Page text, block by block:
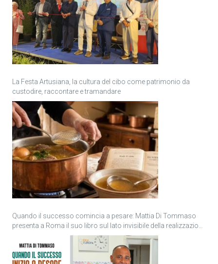
La Festa Artusiana, la cultura del cibo come patrimonio da
custodire, raccontare e tramandare
Quando il successo comincia a pesare: Mattia Di Tommaso
presenta a Roma il suo libro sul lato invisibile della realizzazione